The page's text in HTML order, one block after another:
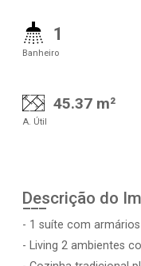
1
Banheiro
45.37 m²
A. Útil
Descrição do
- 1 suíte com
- Living 2 ambientes